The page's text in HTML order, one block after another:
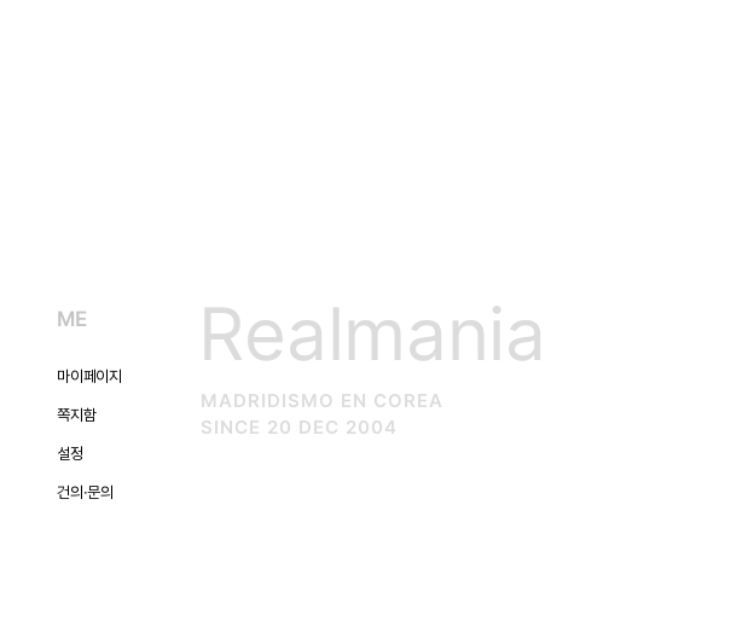
ME
마이페이지
쪽지함
설정
건의·문의
Realmania
MADRIDISMO EN COREA
SINCE 20 DEC 2004